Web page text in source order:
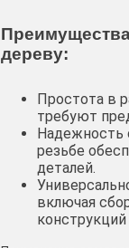
дереву:
Простота в
требуют
Надежность
резьбе
деталей.
включая